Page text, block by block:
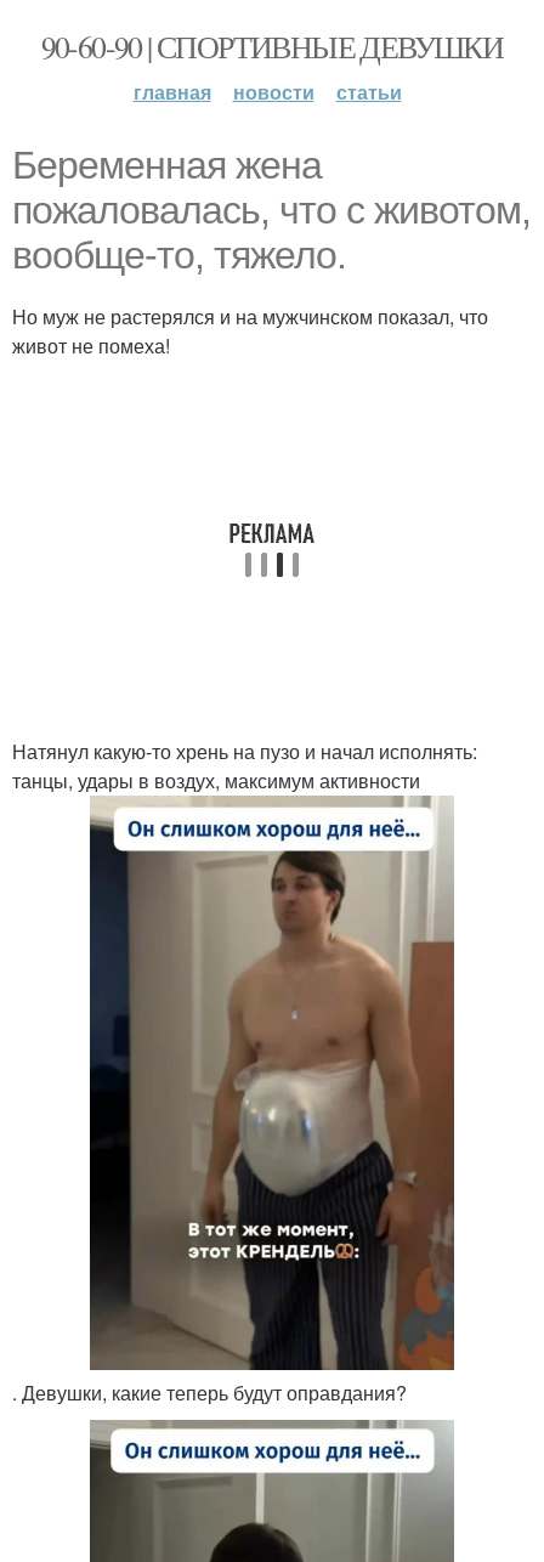
90-60-90 | СПОРТИВНЫЕ ДЕВУШКИ
главная новости статьи
Беременная жена
пожаловалась, что с животом,
вообще-то, тяжело.
Но муж не растерялся и на мужчинском показал, что
живот не помеха!
Натянул какую-то хрень на пузо и начал исполнять:
танцы, удары в воздух, максимум активности
. Девушки, какие теперь будут оправдания?